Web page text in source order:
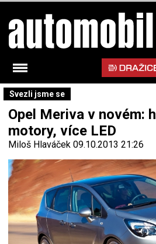
Svezli jsme se
Opel Meriva v novém:
motory, více LED
Miloš Hlaváček 09.10.2013 21:26